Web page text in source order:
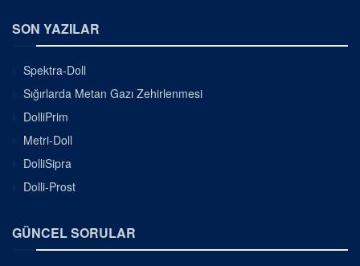
SON YAZILAR
Spektra-Doll
Sığırlarda Metan Gazı Zehirlenmesi
DolliPrim
Metri-Doll
DolliSipra
Dolli-Prost
GÜNCEL SORULAR